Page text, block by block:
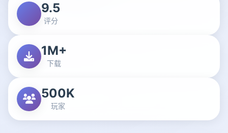
9.5
评分
1M+
下载
500K
玩家